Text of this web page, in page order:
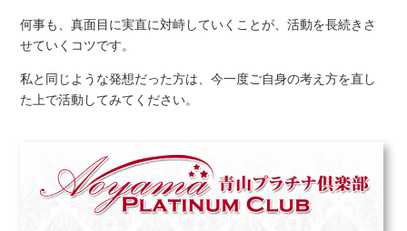
何事も、真面目に実直に対峙していくことが、活動を長続きさ
せていくコツです。
私と同じような発想だった方は、今一度ご自身の考え方を直し
た上で活動してみてください。